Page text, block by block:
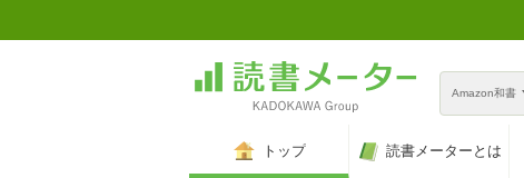
Amazon和書
トップ 読書メーターとは